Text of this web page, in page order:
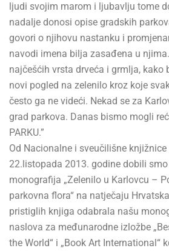
ljudi svojim marom i ljubavlju tome
nadalje donosi opise gradskih
govori o njihovu nastanku i
navodi imena bilja zasađena u
najčešćih vrsta drveća i grmlja, kako
novi pogled na zelenilo kroz koje
često ga ne videći. Nekad se za
grad parkova. Danas bismo mogli
PARKU.”
Od Nacionalne i sveučilišne knjižnice
22.listopada 2013. godine dobili
monografija „Zelenilo u Karlovcu –
parkovna flora“ na natječaju
pristiglih knjiga odabrala našu
naslova za međunarodne izložbe
the World“ i „Book Art International“